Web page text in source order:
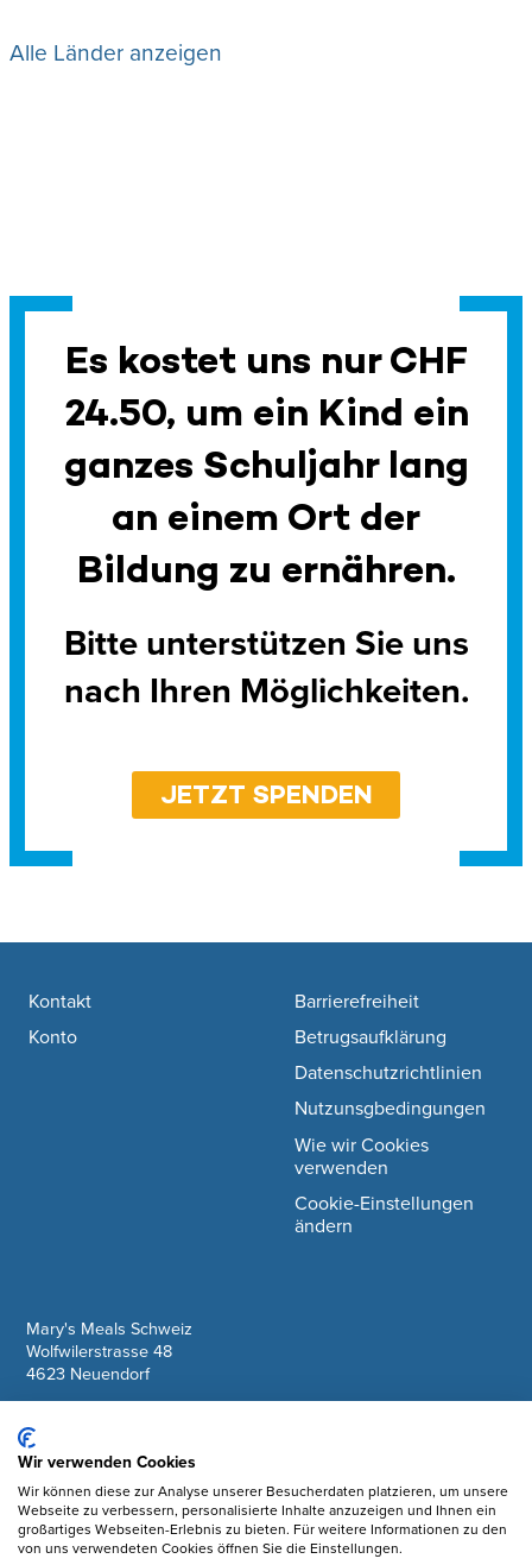
Alle Länder anzeigen
Es kostet uns nur CHF
24.50, um ein Kind ein
ganzes Schuljahr lang
an einem Ort der
Bildung zu ernähren.
Bitte unterstützen Sie uns
nach Ihren Möglichkeiten.
JETZT SPENDEN
Footer navigation
Mary's Meals Schweiz
Wolfwilerstrasse 48
4623 Neuendorf
IBAN: CH61 0900 0000 6175 7127 6
Kontakt
Konto
Barrierefreiheit
Betrugsaufklärung
Datenschutzrichtlinien
Nutzunsgbedingungen
Wie wir Cookies
verwenden
Cookie-Einstellungen
ändern
Facebook
Instagram
Wir verwenden Cookies
Wir können diese zur Analyse unserer Besucherdaten platzieren, um unsere
Webseite zu verbessern, personalisierte Inhalte anzuzeigen und Ihnen ein
großartiges Webseiten-Erlebnis zu bieten. Für weitere Informationen zu den
von uns verwendeten Cookies öffnen Sie die Einstellungen.